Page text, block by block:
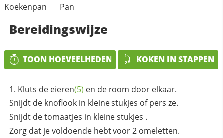
Koekenpan
Pan
Bereidingswijze
TOON HOEVEELHEDEN KOKEN IN STAPPEN
Kluts de eieren(5) en de room door elkaar.
Snijdt de knoflook in kleine stukjes of pers ze.
Snijdt de tomaatjes in kleine stukjes .
Zorg dat je voldoende hebt voor 2 omeletten.